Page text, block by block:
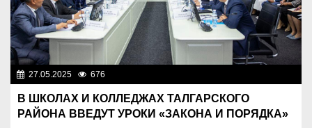
27.05.2025 676
В ШКОЛАХ И КОЛЛЕДЖАХ ТАЛГАРСКОГО
РАЙОНА ВВЕДУТ УРОКИ «ЗАКОНА И ПОРЯДКА»